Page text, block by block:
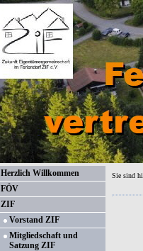
Herzlich Willkommen
FÖV
ZIF
Vorstand ZIF
Mitgliedschaft und
Satzung ZIF
Sie sind